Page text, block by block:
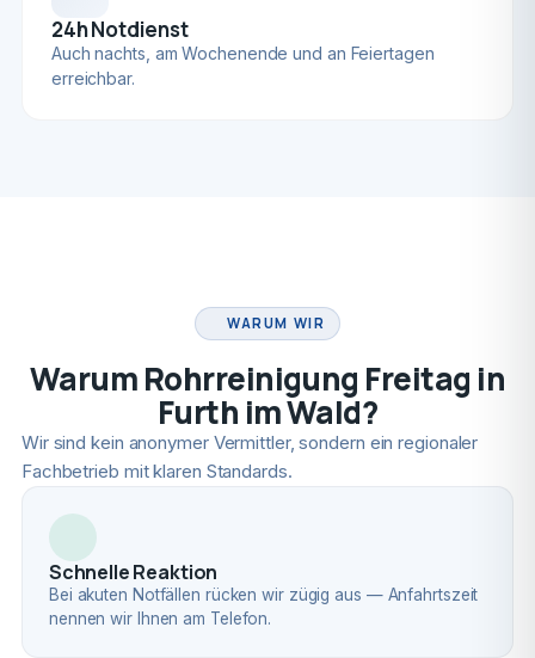
24h Notdienst
Auch nachts, am Wochenende und an Feiertagen
erreichbar.
WARUM WIR
Warum Rohrreinigung Freitag in
Furth im Wald?
Wir sind kein anonymer Vermittler, sondern ein regionaler
Fachbetrieb mit klaren Standards.
Schnelle Reaktion
Bei akuten Notfällen rücken wir zügig aus — Anfahrtszeit
nennen wir Ihnen am Telefon.